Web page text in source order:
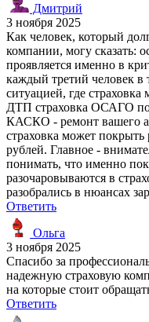
Дмитрий
3 ноября 2025
Как человек, который
компании, могу сказать:
проявляется именно в
каждый третий человек в
ситуацией, где
ДТП страховка ОСАГО
КАСКО - ремонт вашего
страховка может
рублей. Главное -
понимать, что именно
разочаровываются в
разобрались в нюансах
Ответить
Ольга
3 ноября 2025
Спасибо за
надежную страховую
на которые стоит
Ответить